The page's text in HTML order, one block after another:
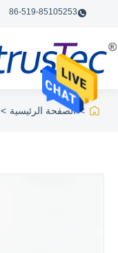
86-519-85105253
> الصفحة الرئيسية >